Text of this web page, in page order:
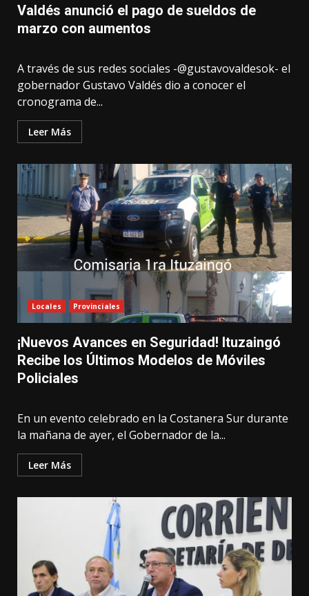
Valdés anunció el pago de sueldos de
marzo con aumentos
A través de sus redes sociales -@gustavovaldesok- el
gobernador Gustavo Valdés dio a conocer el
cronograma de...
Leer Más
Locales Provinciales
¡Nuevos Avances en Seguridad! Ituzaingó
Recibe los Últimos Modelos de Móviles
Policiales
En un evento celebrado en la Costanera Sur durante
la mañana de ayer, el Gobernador de la...
Leer Más